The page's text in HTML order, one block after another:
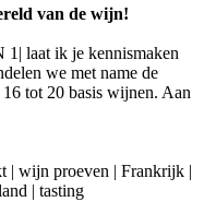
van de wijn!
1| laat ik je kennismaken
we met name de
tot 20 basis wijnen. Aan
| wijn proeven | Frankrijk |
| tasting